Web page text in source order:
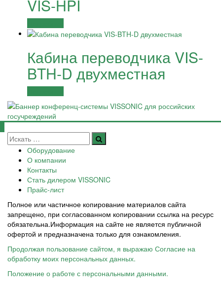
VIS-HPI
Кабина переводчика VIS-
BTH-D двухместная
Оборудование
О компании
Контакты
Стать дилером VISSONIC
Прайс-лист
Полное или частичное копирование материалов сайта
запрещено, при согласованном копировании ссылка на ресурс
обязательна.Информация на сайте не является публичной
офертой и предназначена только для ознакомления.
Продолжая пользование сайтом, я выражаю Согласие на
обработку моих персональных данных.
Положение о работе с персональными данными.